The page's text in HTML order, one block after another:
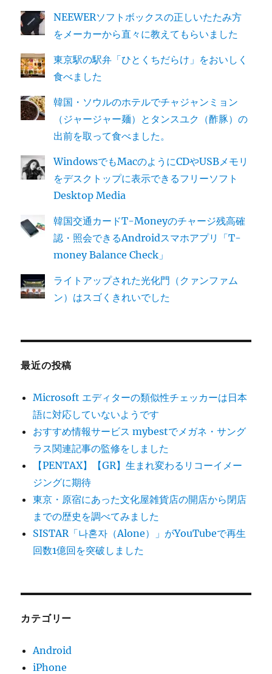
NEEWERソフトボックスの正しいたたみ方
をメーカーから直々に教えてもらいました
東京駅の駅弁「ひとくちだらけ」をおいしく
食べました
韓国・ソウルのホテルでチャジャンミョン
（ジャージャー麺）とタンスユク（酢豚）の
出前を取って食べました。
WindowsでもMacのようにCDやUSBメモリ
をデスクトップに表示できるフリーソフト
Desktop Media
韓国交通カードT-Moneyのチャージ残高確
認・照会できるAndroidスマホアプリ「T-
money Balance Check」
ライトアップされた光化門（クァンファム
ン）はスゴくきれいでした
最近の投稿
Microsoft エディターの類似性チェッカーは日本
語に対応していないようです
おすすめ情報サービス mybestでメガネ・サング
ラス関連記事の監修をしました
【PENTAX】【GR】生まれ変わるリコーイメー
ジングに期待
東京・原宿にあった文化屋雑貨店の開店から閉店
までの歴史を調べてみました
SISTAR「나혼자（Alone）」がYouTubeで再生
回数1億回を突破しました
カテゴリー
Android
iPhone